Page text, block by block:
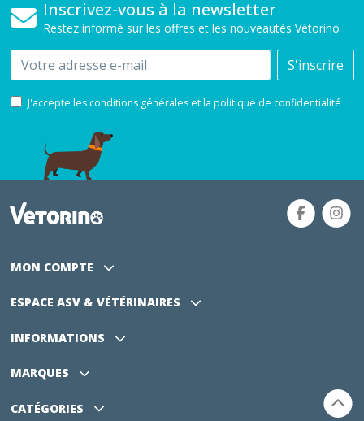
Inscrivez-vous à la newsletter
Restez informé sur les offres et les nouveautés Vétorino
Email S'inscrire
J'accepte les conditions générales et la politique de confidentialité
MON COMPTE
ESPACE ASV & VÉTÉRINAIRES
INFORMATIONS
MARQUES
CATÉGORIES